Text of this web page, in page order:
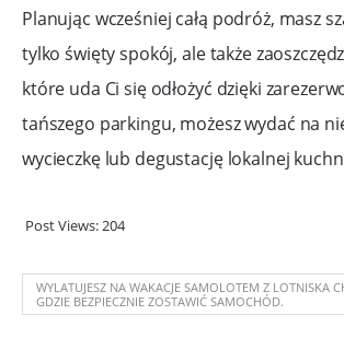
Planując wcześniej całą podróż, masz
tylko święty spokój, ale także
które uda Ci się odłożyć dzięki
tańszego parkingu, możesz wydać na
wycieczkę lub degustację lokalnej
Post Views:204
WYLATUJESZ NA WAKACJE SAMOLOTEM Z LOTNISKA
GDZIE BEZPIECZNIE ZOSTAWIĆ SAMOCHÓD.